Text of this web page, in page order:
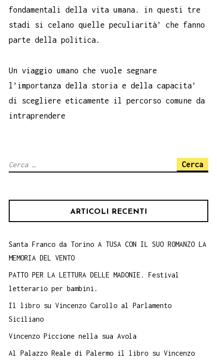
fondamentali della vita umana. in questi tre
stadi si celano quelle peculiarità’ che fanno
parte della politica.
Un viaggio umano che vuole segnare
l’importanza della storia e della capacita’
di scegliere eticamente il percorso comune da
intraprendere
Ricerca
ARTICOLI RECENTI
Santa Franco da Torino A TUSA CON IL SUO ROMANZO LA
MEMORIA DEL VENTO
PATTO PER LA LETTURA DELLE MADONIE. Festival
letterario per bambini.
Il libro su Vincenzo Carollo al Parlamento
Siciliano
Vincenzo Piccione nella sua Avola
Al Palazzo Reale di Palermo il libro su Vincenzo